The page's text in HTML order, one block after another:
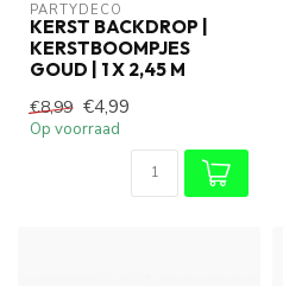
PARTYDECO
KERST BACKDROP |
KERSTBOOMPJES
GOUD | 1 X 2,45 M
€8,99 €4,99
Op voorraad